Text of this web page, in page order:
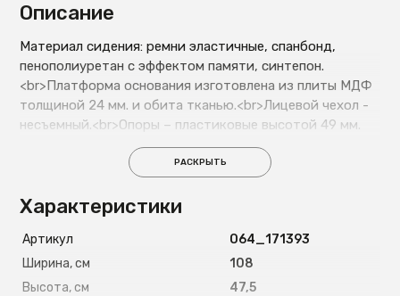
Описание
Материал сидения: ремни эластичные, спанбонд,
пенополиуретан с эффектом памяти, синтепон.
<br>Платформа основания изготовлена из плиты МДФ
толщиной 24 мм. и обита тканью.<br>Лицевой чехол -
несъемный.<br>Опоры – пластиковые высотой 49 мм.
РАСКРЫТЬ
Характеристики
Артикул
O64_171393
Ширина, см
108
Высота, см
47,5